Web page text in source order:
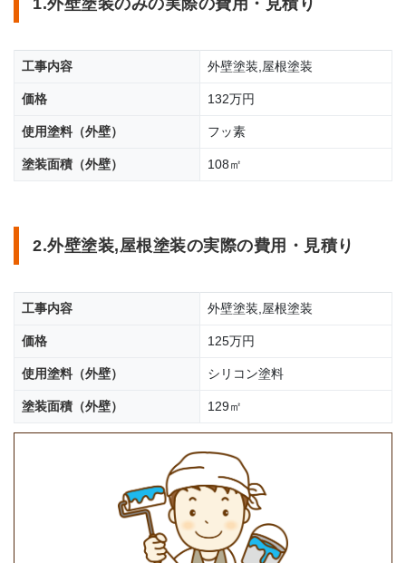
1.外壁塗装のみの実際の費用・見積り
工事内容 外壁塗装,屋根塗装
価格 132万円
使用塗料（外壁） フッ素
塗装面積（外壁） 108㎡
2.外壁塗装,屋根塗装の実際の費用・見積り
工事内容 外壁塗装,屋根塗装
価格 125万円
使用塗料（外壁） シリコン塗料
塗装面積（外壁） 129㎡